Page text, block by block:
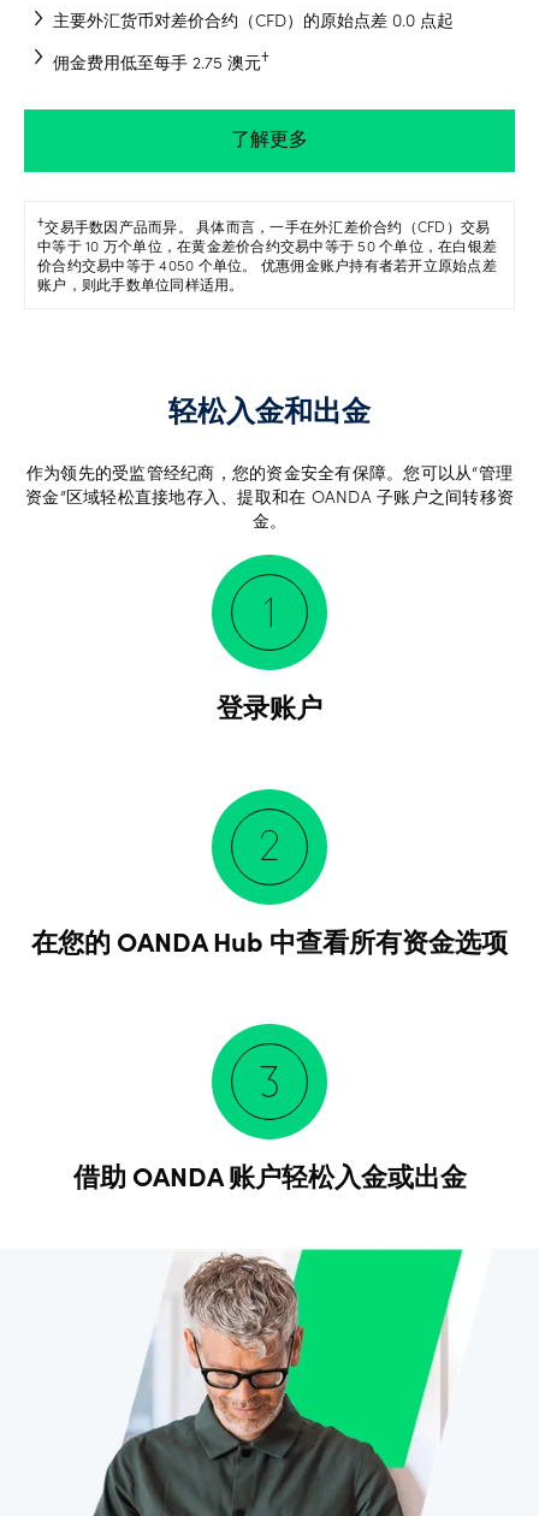
主要外汇货币对差价合约（CFD）的原始点差 0.0 点起
佣金费用低至每手 2.75 澳元𐠒
了解更多
𐠒交易手数因产品而异。 具体而言，一手在外汇差价合约（CFD）交易
中等于 10 万个单位，在黄金差价合约交易中等于 50 个单位，在白银差
价合约交易中等于 4050 个单位。 优惠佣金账户持有者若开立原始点差
账户，则此手数单位同样适用。
轻松入金和出金
作为领先的受监管经纪商，您的资金安全有保障。您可以从“管理
资金”区域轻松直接地存入、提取和在 OANDA 子账户之间转移资
金。
登录账户
在您的 OANDA Hub 中查看所有资金选项
借助 OANDA 账户轻松入金或出金